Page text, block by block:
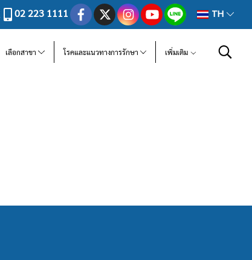
02 223 1111 TH
เลือกสาขา โรคและแนวทางการรักษา เพิ่มเติม